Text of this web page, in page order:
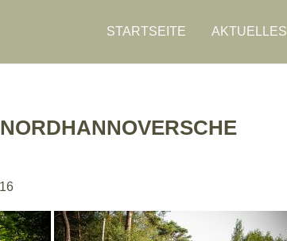
STARTSEITE AKTUELLES